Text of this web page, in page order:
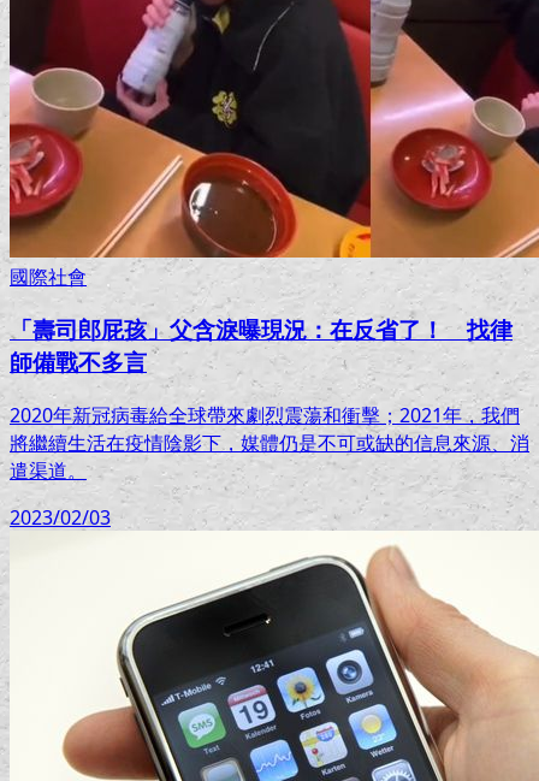
國際社會
「壽司郎屁孩」父含淚曝現況：在反省了！ 找律
師備戰不多言
2020年新冠病毒給全球帶來劇烈震蕩和衝擊；2021年，我們
將繼續生活在疫情陰影下，媒體仍是不可或缺的信息來源、消
遣渠道。
2023/02/03